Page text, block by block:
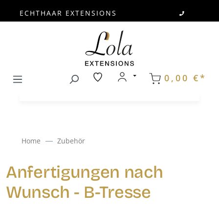
ECHTHAAR EXTENSIONS
0,00 €*
Home Zubehör
Anfertigungen nach
Wunsch - B-Tresse